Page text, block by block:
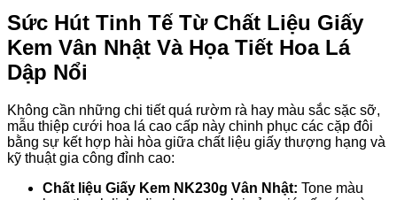
Sức Hút Tinh Tế Từ Chất Liệu Giấy
Kem Vân Nhật Và Họa Tiết Hoa Lá
Dập Nổi
Không cần những chi tiết quá rườm rà hay màu sắc sặc sỡ,
mẫu thiệp cưới hoa lá cao cấp này chinh phục các cặp đôi
bằng sự kết hợp hài hòa giữa chất liệu giấy thượng hạng và
kỹ thuật gia công đỉnh cao:
Chất liệu Giấy Kem NK230g Vân Nhật: Tone màu